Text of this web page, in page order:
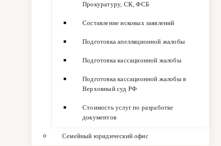
Прокуратуру, СК, ФСБ
Составление исковых заявлений
Подготовка апелляционной жалобы
Подготовка кассационной жалобы
Подготовка кассационной жалобы в
Верховный суд РФ
Стоимость услуг по разработке
документов
Семейный юридический офис